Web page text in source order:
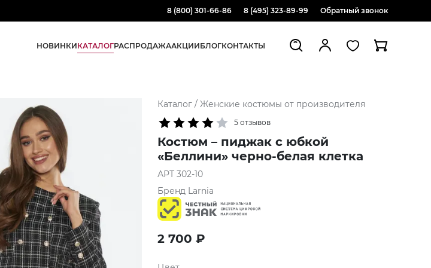
8 (800) 301-66-86 8 (495) 323-89-99 Обратный звонок
НОВИНКИКАТАЛОГРАСПРОДАЖААКЦИИБЛОГКОНТАКТЫ
Каталог / Женские костюмы от производителя
5 отзывов
Костюм – пиджак с юбкой
«Беллини» черно-белая клетка
АРТ 302-10
Бренд Larnia
2 700 ₽